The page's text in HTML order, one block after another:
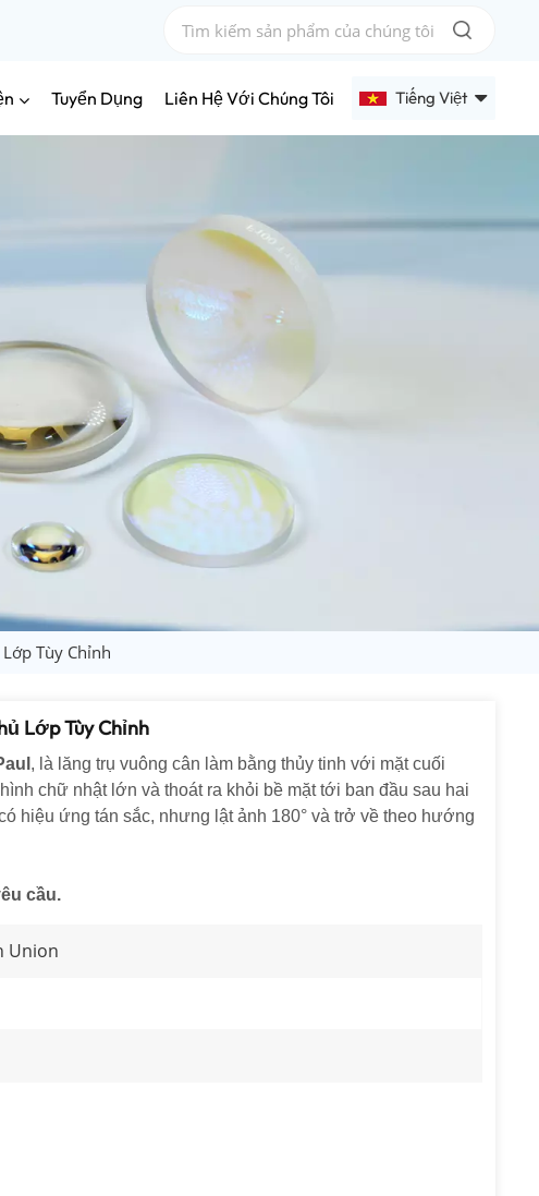
Tuyển Dụng Liên Hệ Với Chúng Tôi Tiếng Việt
中文
Tùy Chỉnh
Lớp Tùy Chỉnh
, là lăng trụ vuông cân làm bằng thủy tinh với mặt cuối
chữ nhật lớn và thoát ra khỏi bề mặt tới ban đầu sau hai
hiệu ứng tán sắc, nhưng lật ảnh 180° và trở về theo hướng
cầu.
Union